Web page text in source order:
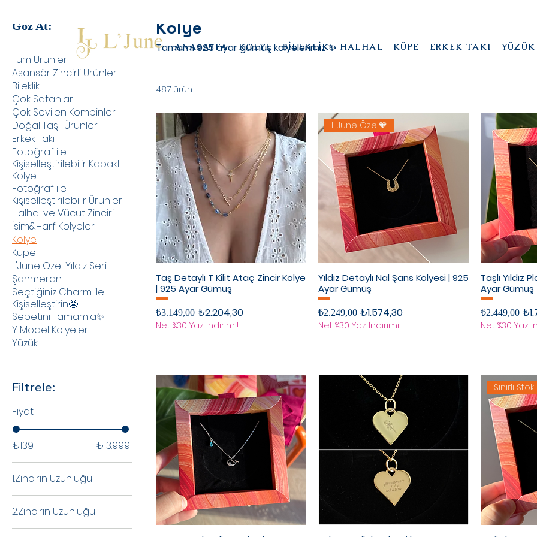
ANASAYFA KOLYE BİLEKLİK HALHAL KÜPE ERKEK TAKI YÜZÜK
Göz At:
Tüm Ürünler
Asansör Zincirli Ürünler
Bileklik
Çok Satanlar
Çok Sevilen Kombinler
Doğal Taşlı Ürünler
Erkek Takı
Fotoğraf ile
Kişiselleştirilebilir Kapaklı
Kolye
Fotoğraf ile
Kişiselleştirilebilir Ürünler
Halhal ve Vücut Zinciri
İsim&Harf Kolyeler
Kolye
Küpe
L'June Özel Yıldız Seri
Şahmeran
Seçtiğiniz Charm ile
Kişiselleştirin🤩
Sepetini Tamamla✨
Y Model Kolyeler
Yüzük
Filtrele:
Fiyat
₺139 ₺13.999
1.Zincirin Uzunluğu
40cm
45cm
2.Zincirin Uzunluğu
40cm
Kolye
Tamamı 925 ayar gümüş kolyelerimiz ✨
487 ürün
Taş Detaylı T Kilit Ataç Zincir Kolye
| 925 Ayar Gümüş
Normal Fiyat
₺3.149,00 İndirimli Fiyat
₺2.204,30
Net %30 Yaz İndirimi!
L'June Özel🧡
Yıldız Detaylı Nal Şans Kolyesi | 925
Ayar Gümüş
Normal Fiyat
₺2.249,00 İndirimli Fiyat
₺1.574,30
Net %30 Yaz İndirimi!
Taşlı Yıldız
Ayar Gümüş
Normal Fiyat
₺2.449,00
Net %30 Yaz
Sınırlı Stok!